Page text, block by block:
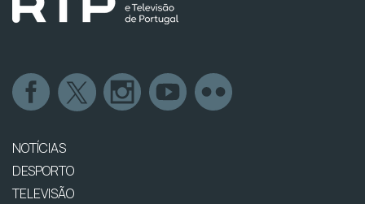
NOTÍCIAS
DESPORTO
TELEVISÃO